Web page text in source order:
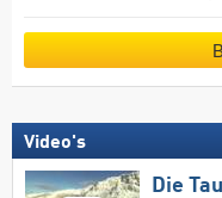
Video's
Die